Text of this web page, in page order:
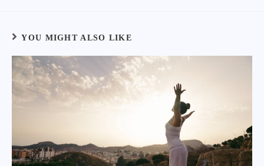
YOU MIGHT ALSO LIKE